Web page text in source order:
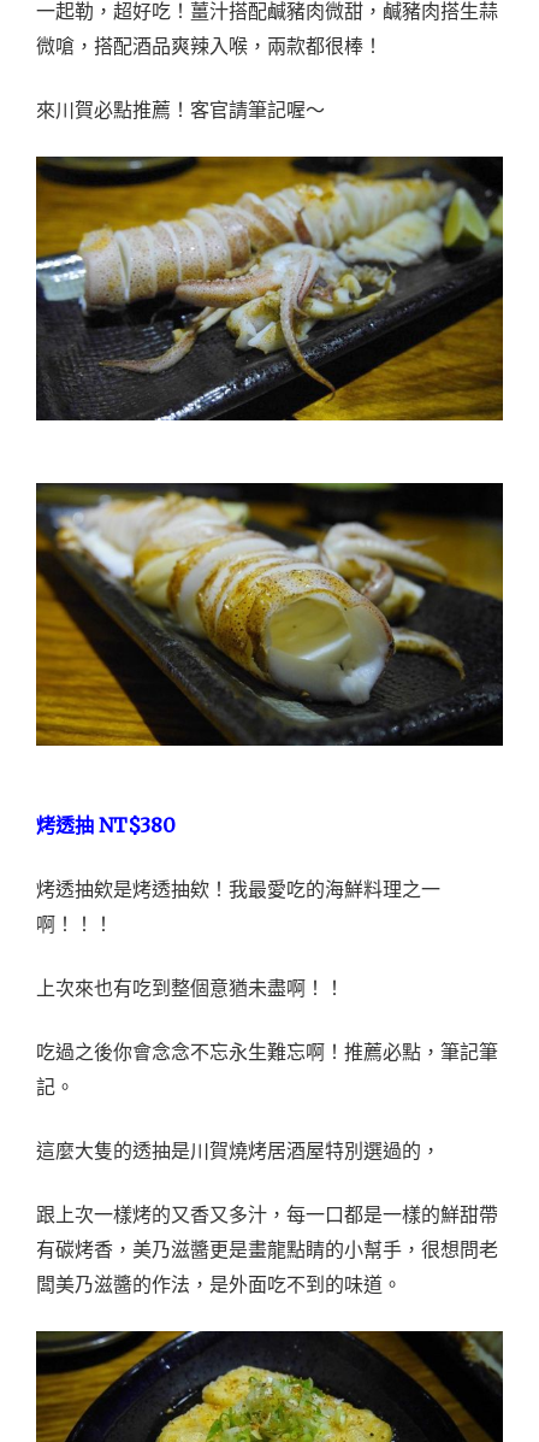
一起勒，超好吃！薑汁搭配鹹豬肉微甜，鹹豬肉搭生蒜
微嗆，搭配酒品爽辣入喉，兩款都很棒！
來川賀必點推薦！客官請筆記喔～
烤透抽 NT$380
烤透抽欸是烤透抽欸！我最愛吃的海鮮料理之一
啊！！！
上次來也有吃到整個意猶未盡啊！！
吃過之後你會念念不忘永生難忘啊！推薦必點，筆記筆
記。
這麼大隻的透抽是川賀燒烤居酒屋特別選過的，
跟上次一樣烤的又香又多汁，每一口都是一樣的鮮甜帶
有碳烤香，美乃滋醬更是畫龍點睛的小幫手，很想問老
闆美乃滋醬的作法，是外面吃不到的味道。